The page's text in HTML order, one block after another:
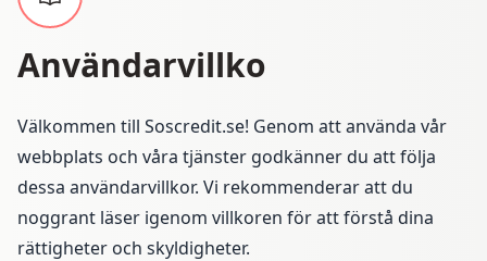
Användarvillko
Välkommen till Soscredit.se! Genom att använda vår
webbplats och våra tjänster godkänner du att följa
dessa användarvillkor. Vi rekommenderar att du
noggrant läser igenom villkoren för att förstå dina
rättigheter och skyldigheter.